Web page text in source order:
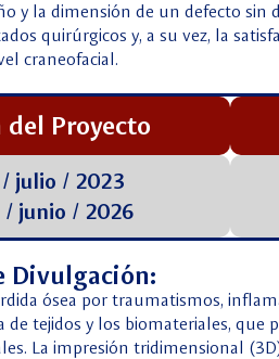
y la dimensión de un defecto sin
quirúrgicos y, a su vez, la
craneofacial.
Proyecto
/ julio / 2023
/ junio / 2026
Divulgación:
ósea por traumatismos,
de tejidos y los biomateriales,
La impresión tridimensional